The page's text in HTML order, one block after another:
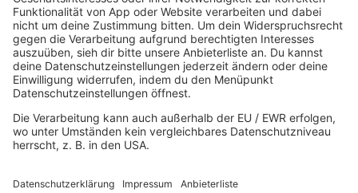
24.02.2025 Folge 149
R.E.M. - It’s the End of the World as We
Know It (And I Feel Fine)
INFO
17.02.2025
INFO
Icehouse - Hey Little Girl